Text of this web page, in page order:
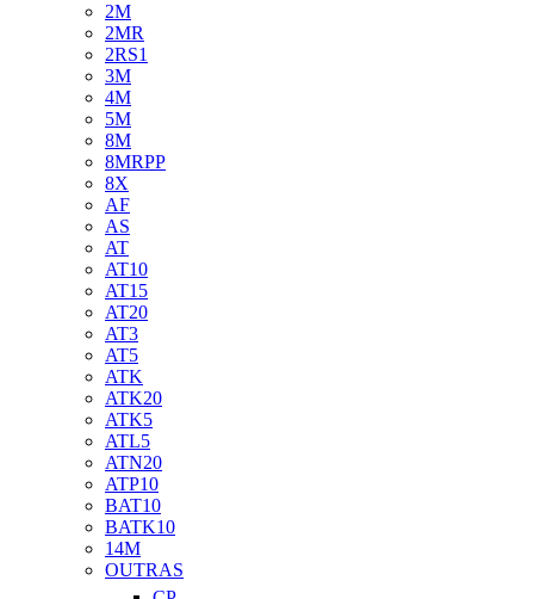
2M
2MR
2RS1
3M
4M
5M
8M
8MRPP
8X
AF
AS
AT
AT10
AT15
AT20
AT3
AT5
ATK
ATK20
ATK5
ATL5
ATN20
ATP10
BAT10
BATK10
14M
OUTRAS